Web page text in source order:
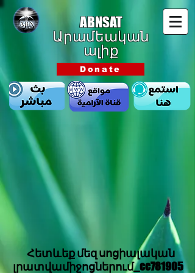
ABNSAT
Արամեական
ալիք
Donate
Հետևեք մեզ սոցիալական
լրատվամիջոցներում_cc781905